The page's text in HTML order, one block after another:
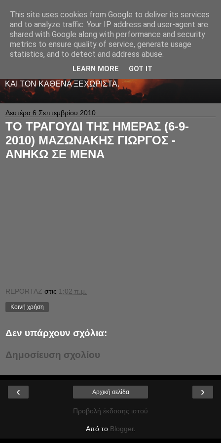
LIVE RADIO NET
ΤΟ ΠΡΩΤΟ ΖΩΝΤΑΝΟ ΜΟΥΣΙΚΟ ΡΑΔΙΟΦΩΝΟ ΣΤΟ
ΙΝΤΕΡΝΕΤ. 24 ΩΡΕΣ ΤΟ 24ΩΡΟ ΠΑΙΖΕΙ ΚΑΛΗ
ΕΛΛΗΝΙΚΗ ΜΟΥΣΙΚΗ ΑΠΟ LIVE - ΚΑΙ ΟΧΙ ΜΟΝΟ
ΚΑΙ ΤΟΝ ΚΑΘΕΝΑ ΞΕΧΩΡΙΣΤΑ.
Δευτέρα 6 Σεπτεμβρίου 2010
ΤΟ ΤΡΑΓΟΥΔΙ ΤΗΣ ΗΜΕΡΑΣ (6-9-
2010) ΜΑΖΩΝΑΚΗΣ ΓΙΩΡΓΟΣ -
ΑΝΗΚΩ ΣΕ ΜΕΝΑ
REPORTAZ στις 1:02 π.μ.
Κοινή χρήση
Δεν υπάρχουν σχόλια:
Δημοσίευση σχολίου
‹ ›
Αρχική σελίδα
Προβολή έκδοσης ιστού
Από το Blogger.
This site uses cookies from Google to deliver its services
and to analyze traffic. Your IP address and user-agent are
shared with Google along with performance and security
metrics to ensure quality of service, generate usage
statistics, and to detect and address abuse.
LEARN MORE GOT IT